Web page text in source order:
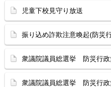
児童下校見守り放送
振り込め詐欺注意喚起(防災
衆議院議員総選挙 防災行政
衆議院議員総選挙 防災行政